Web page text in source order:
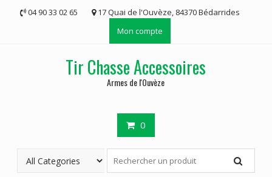
04 90 33 02 65
17 Quai de l'Ouvèze, 84370 Bédarrides
Mon compte
Tir Chasse Accessoires
Armes de l'Ouvèze
0